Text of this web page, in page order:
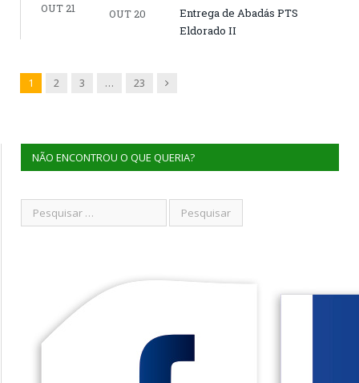
OUT 21
OUT 20
Entrega de Abadás PTS
Eldorado II
1 2 3 … 23 Next
NÃO ENCONTROU O QUE QUERIA?